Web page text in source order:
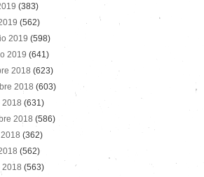
(383)
(562)
2019 (598)
2019 (641)
2018 (623)
2018 (603)
2018 (631)
2018 (586)
(362)
(562)
2018 (563)